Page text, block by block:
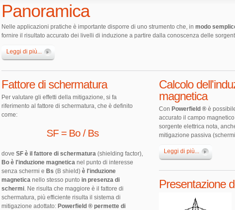
Panoramica
Nelle applicazioni pratiche è importante disporre di uno strumento che, in modo
fornire il risultato accurato dei livelli di induzione a partire dalla conoscenza delle
Leggi di più...
Fattore di schermatura
Per valutare gli effetti della mitigazione, si fa
riferimento al fattore di schermatura, che è definito
come:
SF = Bo / Bs
dove SF è il fattore di schermatura (shielding factor),
Bo è l'induzione magnetica nel punto di interesse
senza schermi e Bs (B shield) è l'induzione
magnetica nello stesso punto in presenza di
schermi. Ne risulta che maggiore è il fattore di
schermatura, più efficiente risulta il sistema di
mitigazione adottato: Powerfield ® permette di
Calcolo
magnetica
Con Powerfield ®è
accurato il campo
sorgente elettrica nota,
mitigazione passiva
Leggi di più...
Presentazione